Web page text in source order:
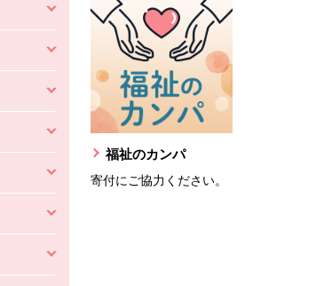
福祉のカンパ
寄付にご協力ください。